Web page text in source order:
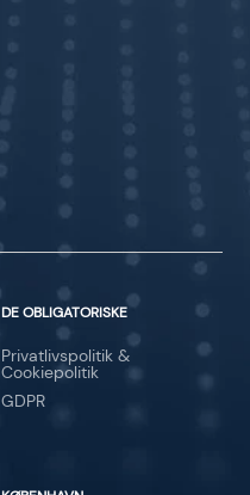
DE OBLIGATORISKE
Privatlivspolitik &
Cookiepolitik
GDPR